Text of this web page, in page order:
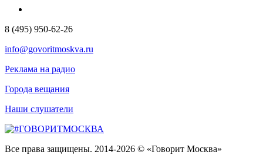
8 (495) 950-62-26
info@govoritmoskva.ru
Реклама на радио
Города вещания
Наши слушатели
Все права защищены. 2014-2026 © «Говорит Москва»